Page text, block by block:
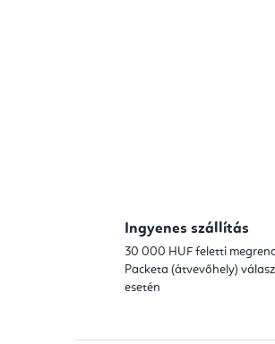
Ingyenes szállítás
30 000 HUF feletti
Packeta (átvevőhely)
esetén